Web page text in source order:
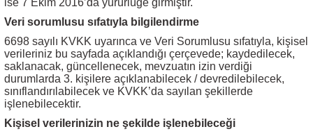
ise 7 Ekim 2016’da yürürlüğe girmiştir.
Veri sorumlusu sıfatıyla bilgilendirme
6698 sayılı KVKK uyarınca ve Veri Sorumlusu sıfatıyla, kişisel
verileriniz bu sayfada açıklandığı çerçevede; kaydedilecek,
saklanacak, güncellenecek, mevzuatın izin verdiği
durumlarda 3. kişilere açıklanabilecek / devredilebilecek,
sınıflandırılabilecek ve KVKK’da sayılan şekillerde
işlenebilecektir.
Kişisel verilerinizin ne şekilde işlenebileceği